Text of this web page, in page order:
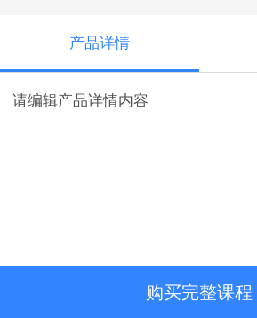
产品详情
请编辑产品详情内容
购买完整课程